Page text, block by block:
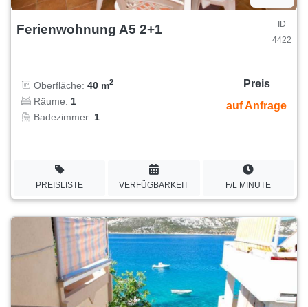
Ferienwohnung A5 2+1
ID
4422
Oberfläche: 40 m2
Räume: 1
Badezimmer: 1
Preis
auf Anfrage
PREISLISTE VERFÜGBARKEIT F/L MINUTE